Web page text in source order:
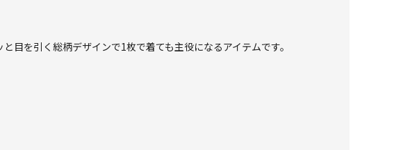
目を引く総柄デザインで1枚で着ても主役になるアイテムです。